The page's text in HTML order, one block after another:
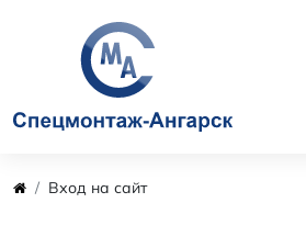
Вход на сайт